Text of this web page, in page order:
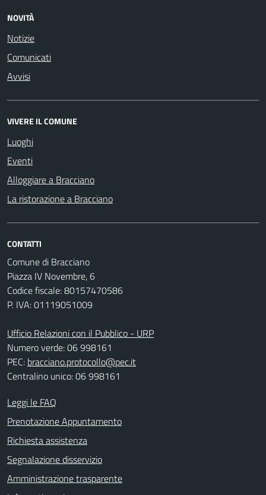
NOVITÀ
Notizie
Comunicati
Avvisi
VIVERE IL COMUNE
Luoghi
Eventi
Alloggiare a Bracciano
La ristorazione a Bracciano
CONTATTI
Comune di Bracciano
Piazza IV Novembre, 6
Codice fiscale: 80157470586
P. IVA: 01119051009
Ufficio Relazioni con il Pubblico - URP
Numero verde: 06 998161
PEC: bracciano.protocollo@pec.it
Centralino unico: 06 998161
Leggi le FAQ
Prenotazione Appuntamento
Richiesta assistenza
Segnalazione disservizio
Amministrazione trasparente